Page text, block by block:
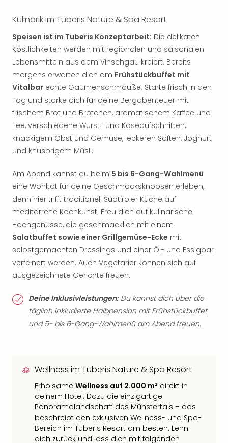
Kulinarik im Tuberis Nature & Spa Resort
Speisen ist im Tuberis Konzeptarbeit: Die delikaten
Köstlichkeiten werden mit regionalen und saisonalen
Lebensmitteln aus dem Vinschgau kreiert. Bereits
morgens erwarten dich am Frühstückbuffet mit
Vitalbar echte Gaumenschmäuße. Starte frisch in den
Tag und stärke dich für deine Bergabenteuer mit
frischem Brot und Brötchen, aromatischem Kaffee und
Tee, verschiedene Wurst- und Käseaufschnitten,
knackigem Obst und Gemüse, leckeren Säften, Joghurt
und knusprigem Müsli.
Am Abend kannst du beim 5 bis 6-Gang-Wahlmenü
eine Wohltat für deine Geschmacksknopsen erleben,
denn hier trifft traditionell Südtiroler Küche auf
meditarrene Kochkunst. Freu dich auf kulinarische
Hochgenüsse, die geschmacklich mit einem
Salatbuffet sowie einer Grillgemüse-Ecke mit
selbstgemachten Dressings und einer Öl- und Essigbar
verfeinert werden. Auch Vegetarier können sich auf
ausgezeichnete Gerichte freuen.
Deine Inklusivleistungen:Du kannst dich über die
täglich inkludierte Halbpension mit Frühstückbuffet
und 5- bis 6-Gang-Wahlmenü am Abend freuen.
Wellness im Tuberis Nature & Spa Resort
Erholsame Wellness auf 2.000 m² direkt in
deinem Hotel. Dazu die einzigartige
Panoramalandschaft des Münstertals – das
beschreibt den exklusiven Wellness- und Spa-
Bereich im Tuberis Resort am besten. Lehn
dich zurück und lass dich mit folgenden